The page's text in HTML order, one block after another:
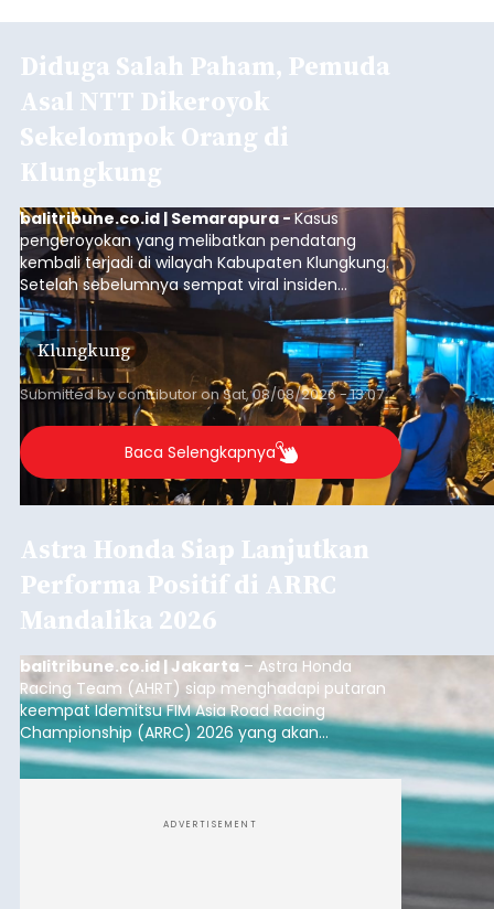
Diduga Salah Paham, Pemuda
Asal NTT Dikeroyok
Sekelompok Orang di
Klungkung
balitribune.co.id | Semarapura -Kasus
pengeroyokan yang melibatkan pendatang
kembali terjadi di wilayah Kabupaten Klungkung.
Setelah sebelumnya sempat viral insiden
keributan di barat Pasar Galiran, peristiwa serupa
kini menimpa seorang pemuda asal Kabupaten
Sumba Barat Daya (SBD), Nusa Tenggara Timur
(NTT).
Klungkung
Submitted bycontributoronSat, 08/08/2026 - 13:07
Baca Selengkapnya
Astra Honda Siap Lanjutkan
Performa Positif di ARRC
Mandalika 2026
balitribune.co.id | Jakarta – Astra Honda
Racing Team (AHRT) siap menghadapi putaran
keempat Idemitsu FIM Asia Road Racing
Championship (ARRC) 2026 yang akan
berlangsung di Pertamina Mandalika
International Circuit, Lombok, Nusa Tenggara
ADVERTISEMENT